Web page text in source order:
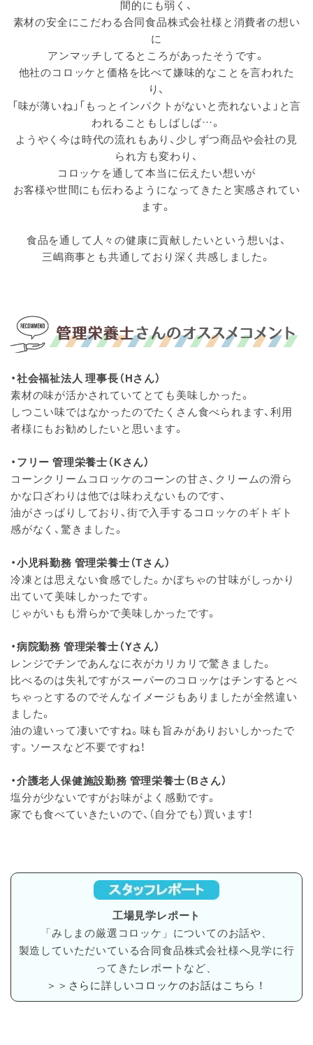
間的にも弱く、
素材の安全にこだわる合同食品株式会社様と消費者の想い
に
アンマッチしてるところがあったそうです。
他社のコロッケと価格を比べて嫌味的なことを言われた
り、
「味が薄いね」「もっとインパクトがないと売れないよ」と言
われることもしばしば…。
ようやく今は時代の流れもあり、少しずつ商品や会社の見
られ方も変わり、
コロッケを通して本当に伝えたい想いが
お客様や世間にも伝わるようになってきたと実感されてい
ます。
食品を通して人々の健康に貢献したいという想いは、
三嶋商事とも共通しており深く共感しました。
・社会福祉法人 理事長（Hさん）
素材の味が活かされていてとても美味しかった。
しつこい味ではなかったのでたくさん食べられます、利用
者様にもお勧めしたいと思います。
・フリー 管理栄養士（Kさん）
コーンクリームコロッケのコーンの甘さ、クリームの滑ら
かな口ざわりは他では味わえないものです、
油がさっぱりしており、街で入手するコロッケのギトギト
感がなく、驚きました。
・小児科勤務 管理栄養士（Tさん）
冷凍とは思えない食感でした。かぼちゃの甘味がしっかり
出ていて美味しかったです。
じゃがいもも滑らかで美味しかったです。
・病院勤務 管理栄養士（Yさん）
レンジでチンであんなに衣がカリカリで驚きました。
比べるのは失礼ですがスーパーのコロッケはチンするとべ
ちゃっとするのでそんなイメージもありましたが全然違い
ました。
油の違いって凄いですね。味も旨みがありおいしかったで
す。ソースなど不要ですね！
・介護老人保健施設勤務 管理栄養士（Bさん）
塩分が少ないですがお味がよく感動です。
家でも食べていきたいので、（自分でも）買います！
工場見学レポート
「みしまの厳選コロッケ」についてのお話や、
製造していただいている合同食品株式会社様へ見学に行
ってきたレポートなど、
＞＞さらに詳しいコロッケのお話はこちら！